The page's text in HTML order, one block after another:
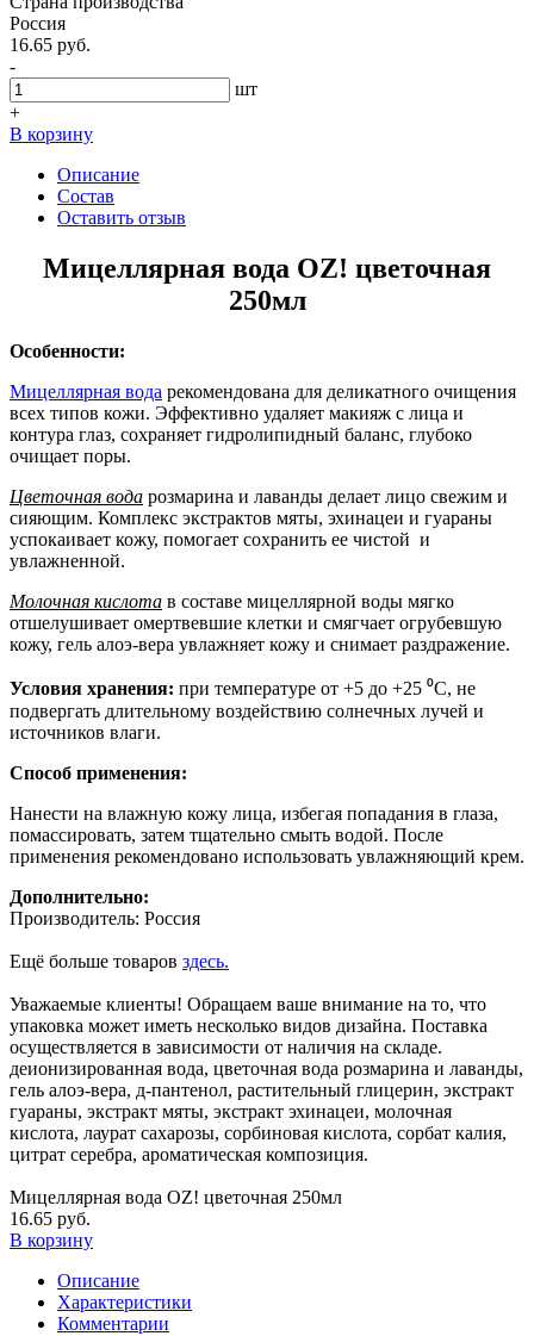
Россия
16.65 руб.
-
шт
+
В корзину
Описание
Состав
Оставить отзыв
Мицеллярная вода OZ! цветочная
250мл
Особенности:
Мицеллярная вода рекомендована для деликатного очищения
всех типов кожи. Эффективно удаляет макияж с лица и
контура глаз, сохраняет гидролипидный баланс, глубоко
очищает поры.
Цветочная вода розмарина и лаванды делает лицо свежим и
сияющим. Комплекс экстрактов мяты, эхинацеи и гуараны
успокаивает кожу, помогает сохранить ее чистой и
увлажненной.
Молочная кислота в составе мицеллярной воды мягко
отшелушивает омертвевшие клетки и смягчает огрубевшую
кожу, гель алоэ-вера увлажняет кожу и снимает раздражение.
Условия хранения: при температуре от +5 до +25 ⁰С, не
подвергать длительному воздействию солнечных лучей и
источников влаги.
Способ применения:
Нанести на влажную кожу лица, избегая попадания в глаза,
помассировать, затем тщательно смыть водой. После
применения рекомендовано использовать увлажняющий крем.
Дополнительно:
Производитель: Россия
Ещё больше товаров здесь.
Уважаемые клиенты! Обращаем ваше внимание на то, что
упаковка может иметь несколько видов дизайна. Поставка
осуществляется в зависимости от наличия на складе.
деионизированная вода, цветочная вода розмарина и лаванды,
гель алоэ-вера, д-пантенол, растительный глицерин, экстракт
гуараны, экстракт мяты, экстракт эхинацеи, молочная
кислота, лаурат сахарозы, сорбиновая кислота, сорбат калия,
цитрат серебра, ароматическая композиция.
Мицеллярная вода OZ! цветочная 250мл
16.65 руб.
В корзину
Описание
Характеристики
Комментарии